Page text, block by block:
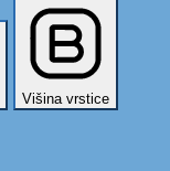
Višina vrstice